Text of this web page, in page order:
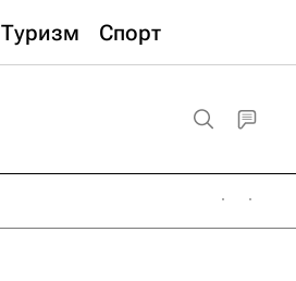
Туризм Спорт